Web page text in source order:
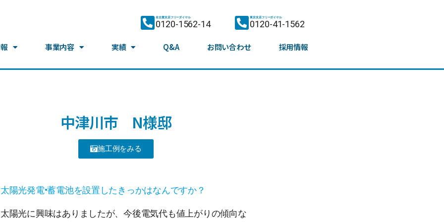
名古屋支店フリーダイヤル
0120-1562-14
東京支店フリーダイヤル
0120-41-1562
事業内容 実績 Q&A お問い合わせ 採用情報
中津川市 N様邸
施工例をみる
太陽光発電•蓄電池を設置したきっかはなんですか？
太陽光に興味はありましたが、今後電気代も値上がりの傾向な